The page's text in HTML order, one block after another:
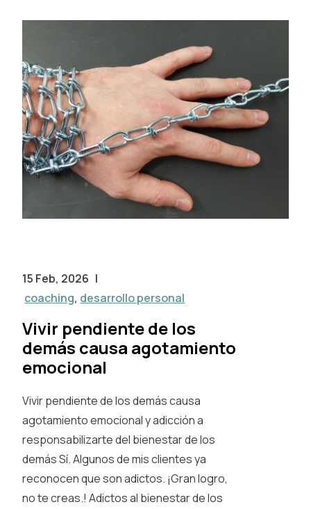
15 Feb, 2026 |
coaching, desarrollo personal
Vivir pendiente de los
demás causa agotamiento
emocional
Vivir pendiente de los demás causa
agotamiento emocional y adicción a
responsabilizarte del bienestar de los
demás Sí. Algunos de mis clientes ya
reconocen que son adictos. ¡Gran logro,
no te creas.! Adictos al bienestar de los